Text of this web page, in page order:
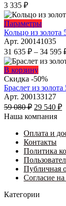
товара.
Опции
можно
выбрать
на
странице
товара.
3 335 ₽
ПараметрыЭтот
товар
имеет
можно
на
товара.
Кольцо из
Арт. 200141035
31 635 ₽ – 34 595
В корзинуЭтот
товар
имеет
Опции
выбрать
на
товара.
Скидка -50%
Браслет из
Арт. 200133127
59 080₽
цена
59
080 ₽.
29 540 ₽
Наша компания
Оплата и
Контакты
Политика
Публичная
Согласие
Категории